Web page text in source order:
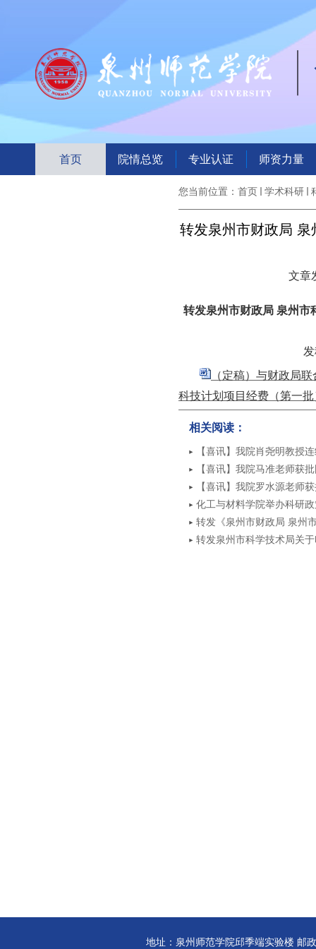
首页 院情总览 专业认证 师资力量
您当前位置： 首页 学术科研
转发泉州市财政局
文章
转发泉州市财政局 泉州市
（定稿）与财政局
科技计划项目经费（第一
相关阅读：
【喜讯】我院肖尧明教授
影响力榜单”
【喜讯】我院马准老师获
【喜讯】我院罗水源老师
化工与材料学院举办科研
转发《泉州市财政局 泉州
新示范区协同创新平台项
转发泉州市科学技术局关
地址：泉州师范学院邱季端实验楼 邮